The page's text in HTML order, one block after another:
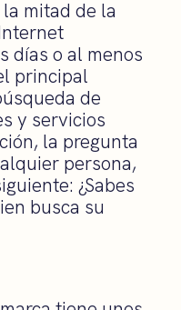
mitad de la
días o al menos
principal
de
y servicios
la pregunta
persona,
¿Sabes
busca su